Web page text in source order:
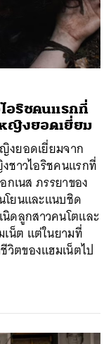
อริชคนแรกที่
ญิงยอดเยี่ยม
งยอดเยี่ยมจาก
ชาวไอริชคนแรกที่
กเนส ภรรยาของ
โยนและแนบชิด
นิดลูกสาวคนโตและ
น็ต แต่ในยามที่
วิตของแฮมเน็ตไป